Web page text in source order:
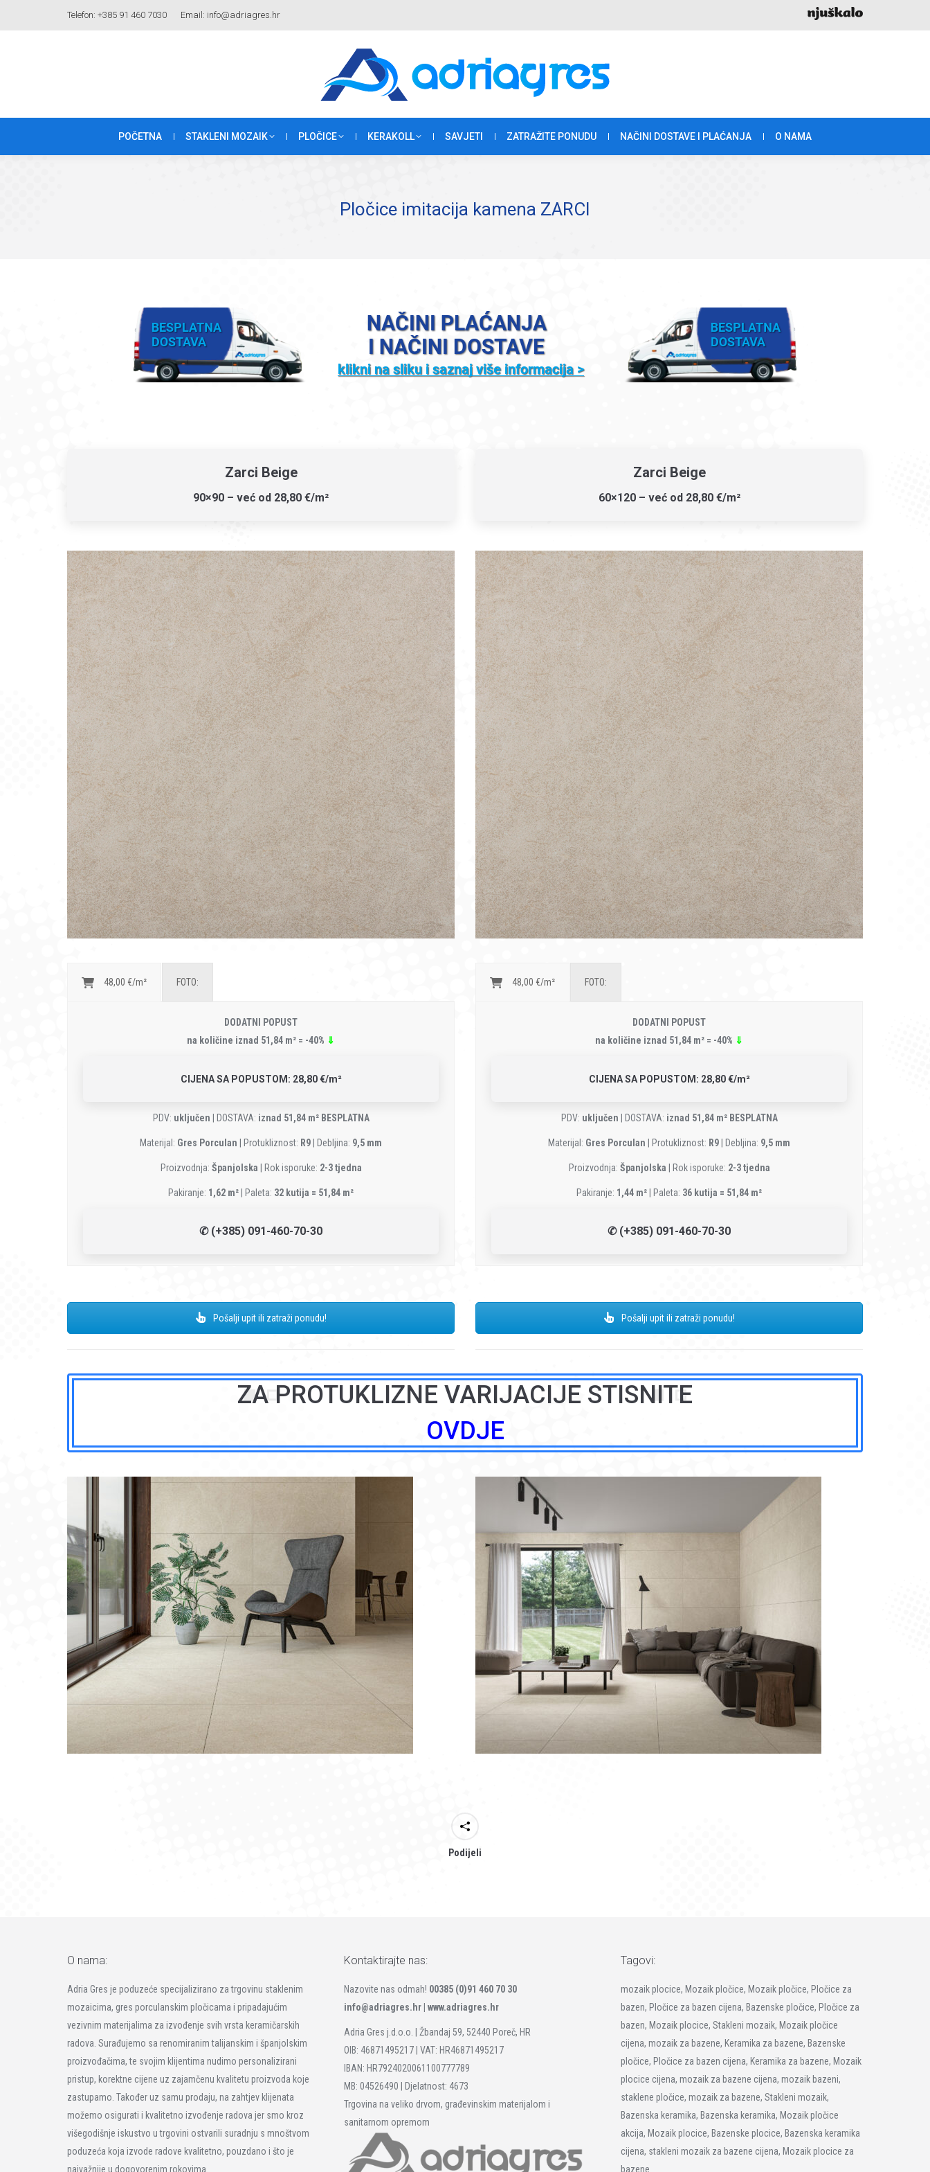
Telefon: +385 91 460 7030 Email: info@adriagres.hr
POČETNA STAKLENI MOZAIK PLOČICE KERAKOLL SAVJETI ZATRAŽITE PONUDU NAČINI DOSTAVE I PLAĆANJA O NAMA
Pločice imitacija kamena ZARCI
Zarci Beige
90×90 – već od 28,80 €/m²
48,00 €/m² FOTO:
DODATNI POPUST
na količine iznad 51,84 m² = -40% ⇓
CIJENA SA POPUSTOM: 28,80 €/m²
PDV: uključen | DOSTAVA: iznad 51,84 m² BESPLATNA
Materijal: Gres Porculan | Protukliznost: R9 | Debljina: 9,5 mm
Proizvodnja: Španjolska | Rok isporuke: 2-3 tjedna
Pakiranje: 1,62 m² | Paleta: 32 kutija = 51,84 m²
✆ (+385) 091-460-70-30
Pošalji upit ili zatraži ponudu!
Zarci Beige
60×120 – već od 28,80 €/m²
48,00 €/m² FOTO:
DODATNI POPUST
na količine iznad 51,84 m² = -40% ⇓
CIJENA SA POPUSTOM: 28,80 €/m²
PDV: uključen | DOSTAVA: iznad 51,84 m² BESPLATNA
Materijal: Gres Porculan | Protukliznost: R9 | Debljina: 9,5 mm
Proizvodnja: Španjolska | Rok isporuke: 2-3 tjedna
Pakiranje: 1,44 m² | Paleta: 36 kutija = 51,84 m²
✆ (+385) 091-460-70-30
Pošalji upit ili zatraži ponudu!
ZA PROTUKLIZNE VARIJACIJE STISNITE
OVDJE
Podijeli
O nama:
Adria Gres je poduzeće specijalizirano za trgovinu staklenim
mozaicima, gres porculanskim pločicama i pripadajućim
vezivnim materijalima za izvođenje svih vrsta keramičarskih
radova. Surađujemo sa renomiranim talijanskim i španjolskim
proizvođačima, te svojim klijentima nudimo personalizirani
pristup, korektne cijene uz zajamčenu kvalitetu proizvoda koje
zastupamo. Također uz samu prodaju, na zahtjev klijenata
možemo osigurati i kvalitetno izvođenje radova jer smo kroz
višegodišnje iskustvo u trgovini ostvarili suradnju s mnoštvom
poduzeća koja izvode radove kvalitetno, pouzdano i što je
najvažnije u dogovorenim rokovima.
Kontaktirajte nas:
Nazovite nas odmah! 00385 (0)91 460 70 30
info@adriagres.hr | www.adriagres.hr
Adria Gres j.d.o.o. | Žbandaj 59, 52440 Poreč, HR
OIB: 46871495217 | VAT: HR46871495217
IBAN: HR7924020061100777789
MB: 04526490 | Djelatnost: 4673
Trgovina na veliko drvom, građevinskim materijalom i
sanitarnom opremom
Tagovi:
mozaik plocice, Mozaik pločice, Mozaik pločice, Pločice za
bazen, Pločice za bazen cijena, Bazenske pločice, Pločice za
bazen, Mozaik plocice, Stakleni mozaik, Mozaik pločice
cijena, mozaik za bazene, Keramika za bazene, Bazenske
pločice, Pločice za bazen cijena, Keramika za bazene, Mozaik
plocice cijena, mozaik za bazene cijena, mozaik bazeni,
staklene pločice, mozaik za bazene, Stakleni mozaik,
Bazenska keramika, Bazenska keramika, Mozaik pločice
akcija, Mozaik plocice, Bazenske plocice, Bazenska keramika
cijena, stakleni mozaik za bazene cijena, Mozaik plocice za
bazene